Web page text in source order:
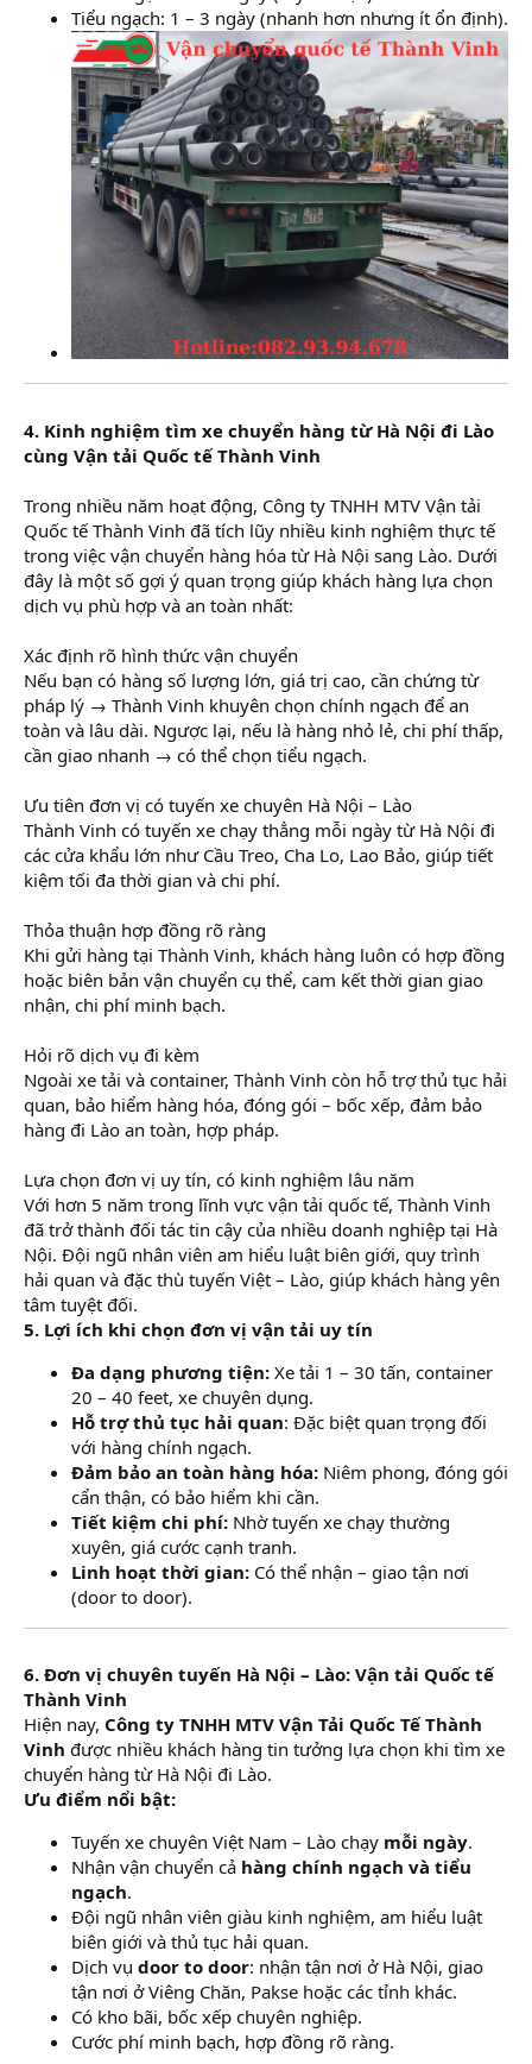
Tiểu ngạch: 1 – 3 ngày (nhanh hơn nhưng ít ổn định).
4. Kinh nghiệm tìm xe chuyển hàng từ Hà Nội đi Lào
cùng Vận tải Quốc tế Thành Vinh
Trong nhiều năm hoạt động, Công ty TNHH MTV Vận tải
Quốc tế Thành Vinh đã tích lũy nhiều kinh nghiệm thực tế
trong việc vận chuyển hàng hóa từ Hà Nội sang Lào. Dưới
đây là một số gợi ý quan trọng giúp khách hàng lựa chọn
dịch vụ phù hợp và an toàn nhất:
Xác định rõ hình thức vận chuyển
Nếu bạn có hàng số lượng lớn, giá trị cao, cần chứng từ
pháp lý → Thành Vinh khuyên chọn chính ngạch để an
toàn và lâu dài. Ngược lại, nếu là hàng nhỏ lẻ, chi phí thấp,
cần giao nhanh → có thể chọn tiểu ngạch.
Ưu tiên đơn vị có tuyến xe chuyên Hà Nội – Lào
Thành Vinh có tuyến xe chạy thẳng mỗi ngày từ Hà Nội đi
các cửa khẩu lớn như Cầu Treo, Cha Lo, Lao Bảo, giúp tiết
kiệm tối đa thời gian và chi phí.
Thỏa thuận hợp đồng rõ ràng
Khi gửi hàng tại Thành Vinh, khách hàng luôn có hợp đồng
hoặc biên bản vận chuyển cụ thể, cam kết thời gian giao
nhận, chi phí minh bạch.
Hỏi rõ dịch vụ đi kèm
Ngoài xe tải và container, Thành Vinh còn hỗ trợ thủ tục hải
quan, bảo hiểm hàng hóa, đóng gói – bốc xếp, đảm bảo
hàng đi Lào an toàn, hợp pháp.
Lựa chọn đơn vị uy tín, có kinh nghiệm lâu năm
Với hơn 5 năm trong lĩnh vực vận tải quốc tế, Thành Vinh
đã trở thành đối tác tin cậy của nhiều doanh nghiệp tại Hà
Nội. Đội ngũ nhân viên am hiểu luật biên giới, quy trình
hải quan và đặc thù tuyến Việt – Lào, giúp khách hàng yên
tâm tuyệt đối.
5. Lợi ích khi chọn đơn vị vận tải uy tín
Đa dạng phương tiện: Xe tải 1 – 30 tấn, container
20 – 40 feet, xe chuyên dụng.
Hỗ trợ thủ tục hải quan: Đặc biệt quan trọng đối
với hàng chính ngạch.
Đảm bảo an toàn hàng hóa: Niêm phong, đóng gói
cẩn thận, có bảo hiểm khi cần.
Tiết kiệm chi phí: Nhờ tuyến xe chạy thường
xuyên, giá cước cạnh tranh.
Linh hoạt thời gian: Có thể nhận – giao tận nơi
(door to door).
6. Đơn vị chuyên tuyến Hà Nội – Lào: Vận tải Quốc tế
Thành Vinh
Hiện nay, Công ty TNHH MTV Vận Tải Quốc Tế Thành
Vinh được nhiều khách hàng tin tưởng lựa chọn khi tìm xe
chuyển hàng từ Hà Nội đi Lào.
Ưu điểm nổi bật:
Tuyến xe chuyên Việt Nam – Lào chạy mỗi ngày.
Nhận vận chuyển cả hàng chính ngạch và tiểu
ngạch.
Đội ngũ nhân viên giàu kinh nghiệm, am hiểu luật
biên giới và thủ tục hải quan.
Dịch vụ door to door: nhận tận nơi ở Hà Nội, giao
tận nơi ở Viêng Chăn, Pakse hoặc các tỉnh khác.
Có kho bãi, bốc xếp chuyên nghiệp.
Cước phí minh bạch, hợp đồng rõ ràng.